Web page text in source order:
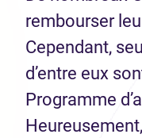
rembourser
Cependant,
d’entre eux
Programme